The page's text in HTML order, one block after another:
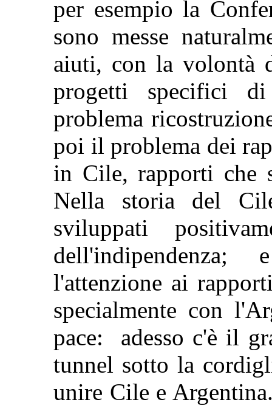
per esempio la
sono messe
aiuti, con la volontà
progetti specifici
problema
poi il problema dei
in Cile, rapporti che
Nella storia del
sviluppati
l'attenzione ai
specialmente con
pace: adesso c'è il
tunnel sotto la
unire Cile e